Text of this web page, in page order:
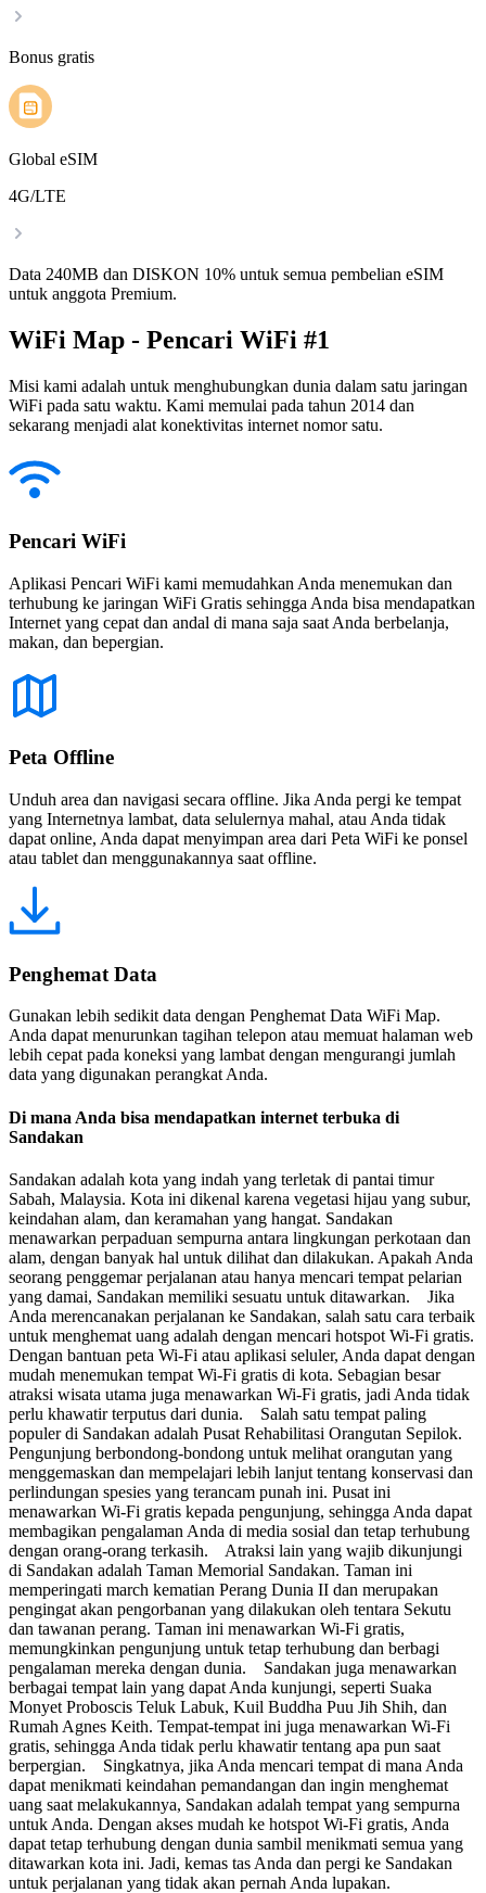
Bonus gratis
Global eSIM
4G/LTE
Data 240MB dan DISKON 10% untuk semua pembelian eSIM
untuk anggota Premium.
WiFi Map - Pencari WiFi #1
Misi kami adalah untuk menghubungkan dunia dalam satu jaringan
WiFi pada satu waktu. Kami memulai pada tahun 2014 dan
sekarang menjadi alat konektivitas internet nomor satu.
Pencari WiFi
Aplikasi Pencari WiFi kami memudahkan Anda menemukan dan
terhubung ke jaringan WiFi Gratis sehingga Anda bisa mendapatkan
Internet yang cepat dan andal di mana saja saat Anda berbelanja,
makan, dan bepergian.
Peta Offline
Unduh area dan navigasi secara offline. Jika Anda pergi ke tempat
yang Internetnya lambat, data selulernya mahal, atau Anda tidak
dapat online, Anda dapat menyimpan area dari Peta WiFi ke ponsel
atau tablet dan menggunakannya saat offline.
Penghemat Data
Gunakan lebih sedikit data dengan Penghemat Data WiFi Map.
Anda dapat menurunkan tagihan telepon atau memuat halaman web
lebih cepat pada koneksi yang lambat dengan mengurangi jumlah
data yang digunakan perangkat Anda.
Di mana Anda bisa mendapatkan internet terbuka di
Sandakan
Sandakan adalah kota yang indah yang terletak di pantai timur
Sabah, Malaysia. Kota ini dikenal karena vegetasi hijau yang subur,
keindahan alam, dan keramahan yang hangat. Sandakan
menawarkan perpaduan sempurna antara lingkungan perkotaan dan
alam, dengan banyak hal untuk dilihat dan dilakukan. Apakah Anda
seorang penggemar perjalanan atau hanya mencari tempat pelarian
yang damai, Sandakan memiliki sesuatu untuk ditawarkan. Jika
Anda merencanakan perjalanan ke Sandakan, salah satu cara terbaik
untuk menghemat uang adalah dengan mencari hotspot Wi-Fi gratis.
Dengan bantuan peta Wi-Fi atau aplikasi seluler, Anda dapat dengan
mudah menemukan tempat Wi-Fi gratis di kota. Sebagian besar
atraksi wisata utama juga menawarkan Wi-Fi gratis, jadi Anda tidak
perlu khawatir terputus dari dunia. Salah satu tempat paling
populer di Sandakan adalah Pusat Rehabilitasi Orangutan Sepilok.
Pengunjung berbondong-bondong untuk melihat orangutan yang
menggemaskan dan mempelajari lebih lanjut tentang konservasi dan
perlindungan spesies yang terancam punah ini. Pusat ini
menawarkan Wi-Fi gratis kepada pengunjung, sehingga Anda dapat
membagikan pengalaman Anda di media sosial dan tetap terhubung
dengan orang-orang terkasih. Atraksi lain yang wajib dikunjungi
di Sandakan adalah Taman Memorial Sandakan. Taman ini
memperingati march kematian Perang Dunia II dan merupakan
pengingat akan pengorbanan yang dilakukan oleh tentara Sekutu
dan tawanan perang. Taman ini menawarkan Wi-Fi gratis,
memungkinkan pengunjung untuk tetap terhubung dan berbagi
pengalaman mereka dengan dunia. Sandakan juga menawarkan
berbagai tempat lain yang dapat Anda kunjungi, seperti Suaka
Monyet Proboscis Teluk Labuk, Kuil Buddha Puu Jih Shih, dan
Rumah Agnes Keith. Tempat-tempat ini juga menawarkan Wi-Fi
gratis, sehingga Anda tidak perlu khawatir tentang apa pun saat
berpergian. Singkatnya, jika Anda mencari tempat di mana Anda
dapat menikmati keindahan pemandangan dan ingin menghemat
uang saat melakukannya, Sandakan adalah tempat yang sempurna
untuk Anda. Dengan akses mudah ke hotspot Wi-Fi gratis, Anda
dapat tetap terhubung dengan dunia sambil menikmati semua yang
ditawarkan kota ini. Jadi, kemas tas Anda dan pergi ke Sandakan
untuk perjalanan yang tidak akan pernah Anda lupakan.